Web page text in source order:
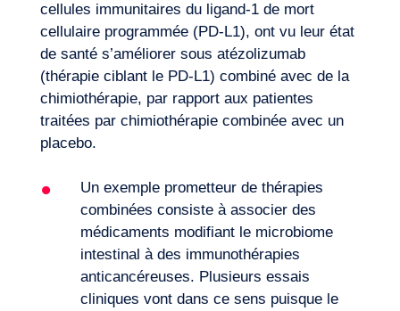
cellules immunitaires du ligand-1 de mort
cellulaire programmée (PD-L1), ont vu leur état
de santé s’améliorer sous atézolizumab
(thérapie ciblant le PD-L1) combiné avec de la
chimiothérapie, par rapport aux patientes
traitées par chimiothérapie combinée avec un
placebo.
Un exemple prometteur de thérapies
combinées consiste à associer des
médicaments modifiant le microbiome
intestinal à des immunothérapies
anticancéreuses. Plusieurs essais
cliniques vont dans ce sens puisque le